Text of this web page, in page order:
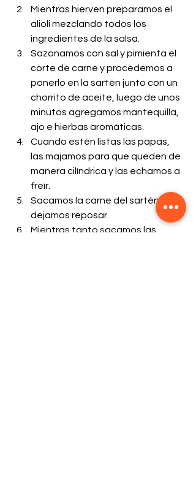
Mientras hierven preparamos el
alioli mezclando todos los
ingredientes de la salsa.
Sazonamos con sal y pimienta el
corte de carne y procedemos a
ponerlo en la sartén junto con un
chorrito de aceite, luego de unos
minutos agregamos mantequilla,
ajo e hierbas aromáticas.
Cuando estén listas las papas,
las majamos para que queden de
manera cilíndrica y las echamos a
freír.
Sacamos la carne del sartén y
dejamos reposar.
Mientras tanto sacamos las